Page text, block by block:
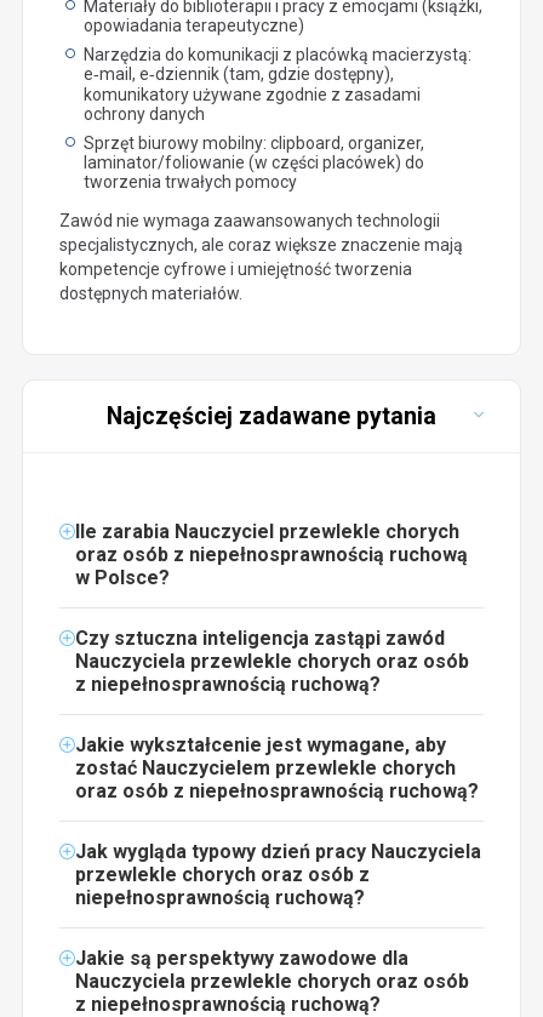
Materiały do biblioterapii i pracy z emocjami (książki,
opowiadania terapeutyczne)
Narzędzia do komunikacji z placówką macierzystą:
e‑mail, e‑dziennik (tam, gdzie dostępny),
komunikatory używane zgodnie z zasadami
ochrony danych
Sprzęt biurowy mobilny: clipboard, organizer,
laminator/foliowanie (w części placówek) do
tworzenia trwałych pomocy
Zawód nie wymaga zaawansowanych technologii
specjalistycznych, ale coraz większe znaczenie mają
kompetencje cyfrowe i umiejętność tworzenia
dostępnych materiałów.
Najczęściej zadawane pytania
Ile zarabia Nauczyciel przewlekle chorych
oraz osób z niepełnosprawnością ruchową
w Polsce?
Czy sztuczna inteligencja zastąpi zawód
Nauczyciela przewlekle chorych oraz osób
z niepełnosprawnością ruchową?
Jakie wykształcenie jest wymagane, aby
zostać Nauczycielem przewlekle chorych
oraz osób z niepełnosprawnością ruchową?
Jak wygląda typowy dzień pracy Nauczyciela
przewlekle chorych oraz osób z
niepełnosprawnością ruchową?
Jakie są perspektywy zawodowe dla
Nauczyciela przewlekle chorych oraz osób
z niepełnosprawnością ruchową?